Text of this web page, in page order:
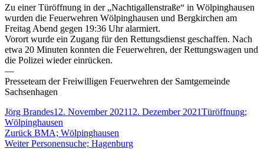
Zu einer Türöffnung in der „Nachtigallenstraße“ in Wölpinghausen
wurden die Feuerwehren Wölpinghausen und Bergkirchen am
Freitag Abend gegen 19:36 Uhr alarmiert.
Vorort wurde ein Zugang für den Rettungsdienst geschaffen. Nach
etwa 20 Minuten konnten die Feuerwehren, der Rettungswagen und
die Polizei wieder einrücken.
—
Presseteam der Freiwilligen Feuerwehren der Samtgemeinde
Sachsenhagen
Autor
Jörg BrandesVeröffentlicht
am
12. November 202112. Dezember 2021Schlagwörter
Türöffnung;
Wölpinghausen
Beitragsnavigation
Zurück Vorheriger
Beitrag:
BMA; Wölpinghausen
Weiter Nächster
Personensuche; Hagenburg